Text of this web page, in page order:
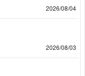
2026/08/04
2026/08/03